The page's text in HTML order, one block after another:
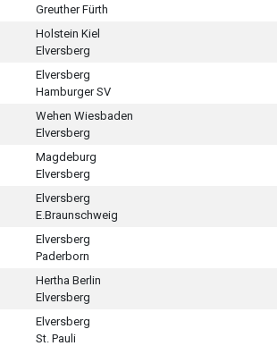
Greuther Fürth
Holstein Kiel
Elversberg
Elversberg
Hamburger SV
Wehen Wiesbaden
Elversberg
Magdeburg
Elversberg
Elversberg
E.Braunschweig
Elversberg
Paderborn
Hertha Berlin
Elversberg
Elversberg
St. Pauli